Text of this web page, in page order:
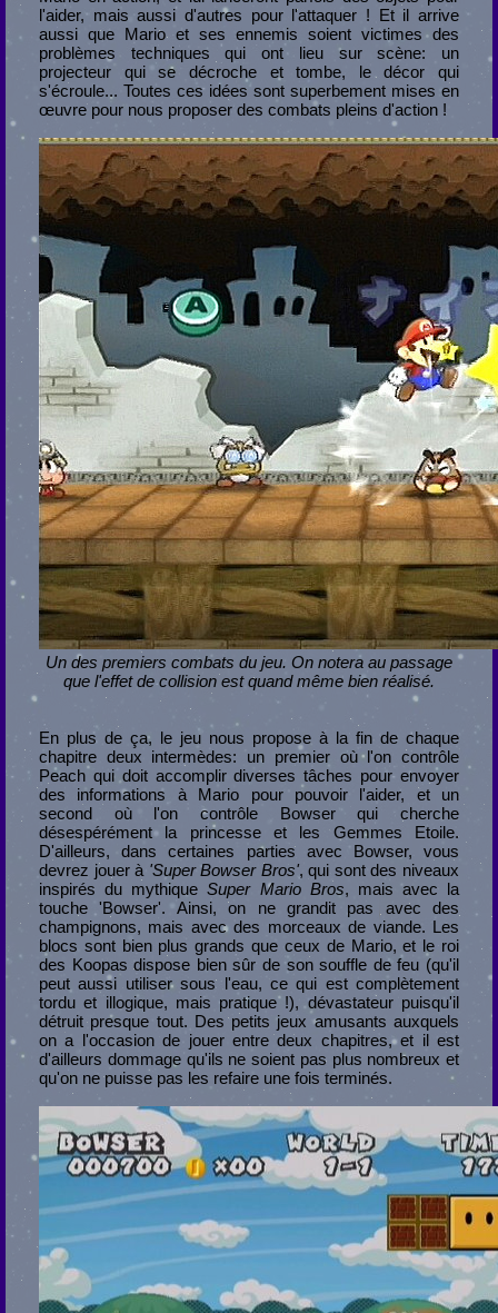
l'aider, mais aussi d'autres pour l'attaquer ! Et il arrive
aussi que Mario et ses ennemis soient victimes des
problèmes techniques qui ont lieu sur scène: un
projecteur qui se décroche et tombe, le décor qui
s'écroule... Toutes ces idées sont superbement mises en
œuvre pour nous proposer des combats pleins d'action !
Un des premiers combats du jeu. On notera au passage
que l'effet de collision est quand même bien réalisé.
En plus de ça, le jeu nous propose à la fin de chaque
chapitre deux intermèdes: un premier où l'on contrôle
Peach qui doit accomplir diverses tâches pour envoyer
des informations à Mario pour pouvoir l'aider, et un
second où l'on contrôle Bowser qui cherche
désespérément la princesse et les Gemmes Etoile.
D'ailleurs, dans certaines parties avec Bowser, vous
devrez jouer à 'Super Bowser Bros', qui sont des niveaux
inspirés du mythiqueSuper Mario Bros, mais avec la
touche 'Bowser'. Ainsi, on ne grandit pas avec des
champignons, mais avec des morceaux de viande. Les
blocs sont bien plus grands que ceux de Mario, et le roi
des Koopas dispose bien sûr de son souffle de feu (qu'il
peut aussi utiliser sous l'eau, ce qui est complètement
tordu et illogique, mais pratique !), dévastateur puisqu'il
détruit presque tout. Des petits jeux amusants auxquels
on a l'occasion de jouer entre deux chapitres, et il est
d'ailleurs dommage qu'ils ne soient pas plus nombreux et
qu'on ne puisse pas les refaire une fois terminés.